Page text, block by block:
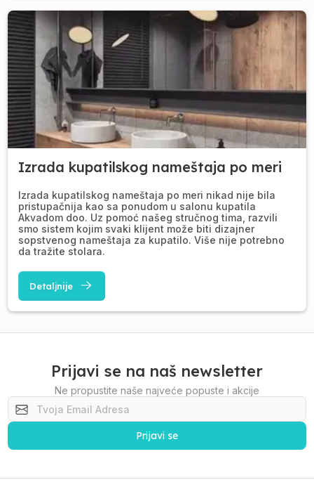
Izrada kupatilskog nameštaja po meri
Izrada kupatilskog nameštaja po meri nikad nije bila
pristupačnija kao sa ponudom u salonu kupatila
Akvadom doo. Uz pomoć našeg stručnog tima, razvili
smo sistem kojim svaki klijent može biti dizajner
sopstvenog nameštaja za kupatilo. Više nije potrebno
da tražite stolara.
Detaljnije
Prijavi se na naš newsletter
Ne propustite naše najveće popuste i akcije
Prijavi se